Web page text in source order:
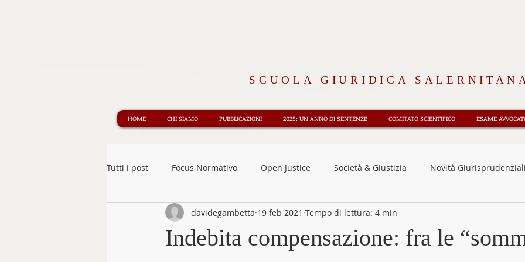
SCUOLA GIURIDICA SALERNITANA
HOME CHI SIAMO PUBBLICAZIONI 2025: UN ANNO DI SENTENZE COMITATO SCIENTIFICO ESAME
Tutti i post Focus Normativo Open Justice Società & Giustizia Novità Giurisprudenziali
Informazione Giuridica Recensioni Osservatorio CEDU
Indebita compensazione: fra le
davidegambetta 19 feb 2021 Tempo di lettura: 4 min